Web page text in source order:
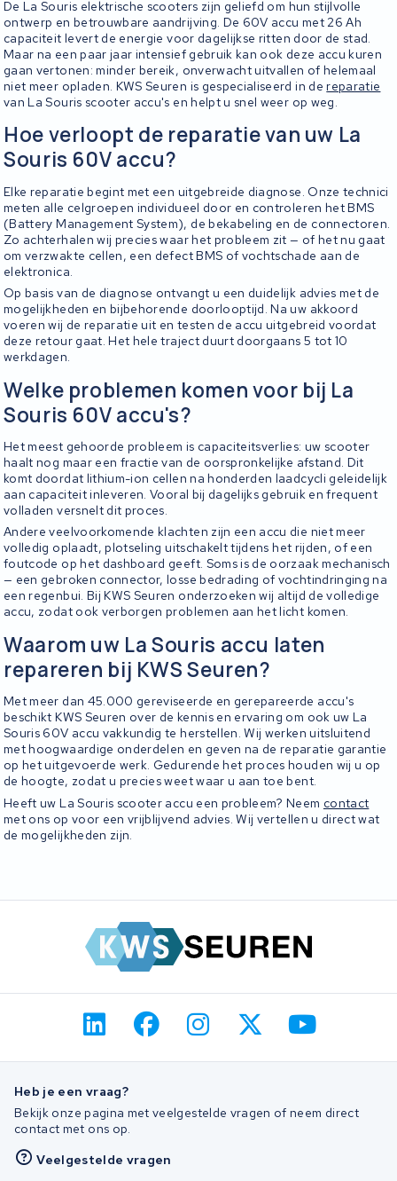
De La Souris elektrische scooters zijn geliefd om hun stijlvolle
ontwerp en betrouwbare aandrijving. De 60V accu met 26 Ah
capaciteit levert de energie voor dagelijkse ritten door de stad.
Maar na een paar jaar intensief gebruik kan ook deze accu kuren
gaan vertonen: minder bereik, onverwacht uitvallen of helemaal
niet meer opladen. KWS Seuren is gespecialiseerd in dereparatie
van La Souris scooter accu's en helpt u snel weer op weg.
Hoe verloopt de reparatie van uw La
Souris 60V accu?
Elke reparatie begint met een uitgebreide diagnose. Onze technici
meten alle celgroepen individueel door en controleren het BMS
(Battery Management System), de bekabeling en de connectoren.
Zo achterhalen wij precies waar het probleem zit — of het nu gaat
om verzwakte cellen, een defect BMS of vochtschade aan de
elektronica.
Op basis van de diagnose ontvangt u een duidelijk advies met de
mogelijkheden en bijbehorende doorlooptijd. Na uw akkoord
voeren wij de reparatie uit en testen de accu uitgebreid voordat
deze retour gaat. Het hele traject duurt doorgaans 5 tot 10
werkdagen.
Welke problemen komen voor bij La
Souris 60V accu's?
Het meest gehoorde probleem is capaciteitsverlies: uw scooter
haalt nog maar een fractie van de oorspronkelijke afstand. Dit
komt doordat lithium-ion cellen na honderden laadcycli geleidelijk
aan capaciteit inleveren. Vooral bij dagelijks gebruik en frequent
volladen versnelt dit proces.
Andere veelvoorkomende klachten zijn een accu die niet meer
volledig oplaadt, plotseling uitschakelt tijdens het rijden, of een
foutcode op het dashboard geeft. Soms is de oorzaak mechanisch
— een gebroken connector, losse bedrading of vochtindringing na
een regenbui. Bij KWS Seuren onderzoeken wij altijd de volledige
accu, zodat ook verborgen problemen aan het licht komen.
Waarom uw La Souris accu laten
repareren bij KWS Seuren?
Met meer dan 45.000 gereviseerde en gerepareerde accu's
beschikt KWS Seuren over de kennis en ervaring om ook uw La
Souris 60V accu vakkundig te herstellen. Wij werken uitsluitend
met hoogwaardige onderdelen en geven na de reparatie garantie
op het uitgevoerde werk. Gedurende het proces houden wij u op
de hoogte, zodat u precies weet waar u aan toe bent.
Heeft uw La Souris scooter accu een probleem? Neem contact
met ons op voor een vrijblijvend advies. Wij vertellen u direct wat
de mogelijkheden zijn.
Heb je een vraag?
Bekijk onze pagina met veelgestelde vragen of neem direct
contact met ons op.
Veelgestelde vragen